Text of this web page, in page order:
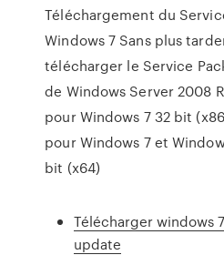
Téléchargement du
Windows 7 Sans plus
télécharger le Service
de Windows Server 2008
pour Windows 7 32 bit
pour Windows 7 et
bit (x64)
Télécharger windows
update